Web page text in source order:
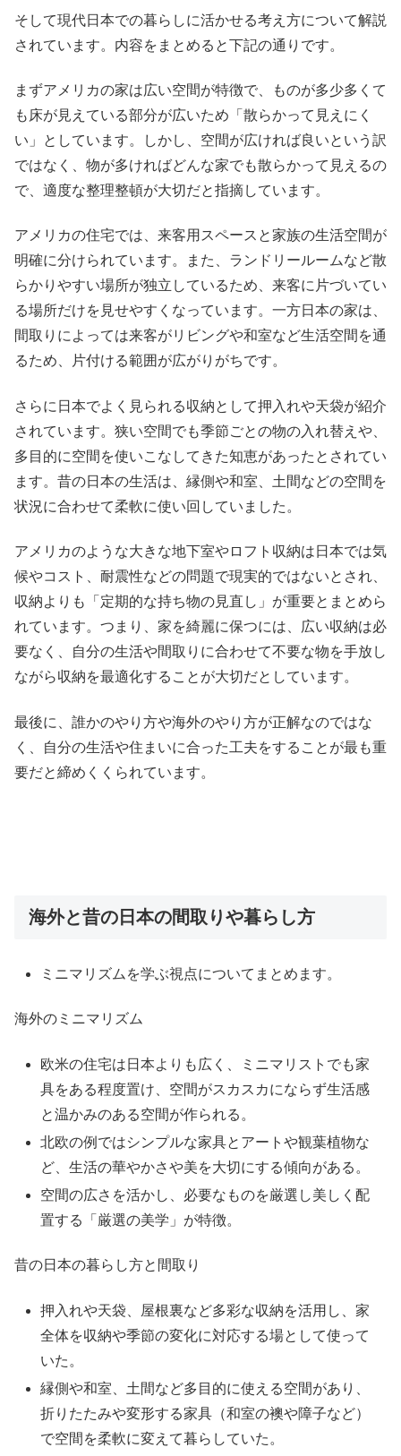
そして現代日本での暮らしに活かせる考え方について解説
されています。内容をまとめると下記の通りです。
まずアメリカの家は広い空間が特徴で、ものが多少多くて
も床が見えている部分が広いため「散らかって見えにく
い」としています。しかし、空間が広ければ良いという訳
ではなく、物が多ければどんな家でも散らかって見えるの
で、適度な整理整頓が大切だと指摘しています。
アメリカの住宅では、来客用スペースと家族の生活空間が
明確に分けられています。また、ランドリールームなど散
らかりやすい場所が独立しているため、来客に片づいてい
る場所だけを見せやすくなっています。一方日本の家は、
間取りによっては来客がリビングや和室など生活空間を通
るため、片付ける範囲が広がりがちです。
さらに日本でよく見られる収納として押入れや天袋が紹介
されています。狭い空間でも季節ごとの物の入れ替えや、
多目的に空間を使いこなしてきた知恵があったとされてい
ます。昔の日本の生活は、縁側や和室、土間などの空間を
状況に合わせて柔軟に使い回していました。
アメリカのような大きな地下室やロフト収納は日本では気
候やコスト、耐震性などの問題で現実的ではないとされ、
収納よりも「定期的な持ち物の見直し」が重要とまとめら
れています。つまり、家を綺麗に保つには、広い収納は必
要なく、自分の生活や間取りに合わせて不要な物を手放し
ながら収納を最適化することが大切だとしています。
最後に、誰かのやり方や海外のやり方が正解なのではな
く、自分の生活や住まいに合った工夫をすることが最も重
要だと締めくくられています。
海外と昔の日本の間取りや暮らし方
ミニマリズムを学ぶ視点についてまとめます。
海外のミニマリズム
欧米の住宅は日本よりも広く、ミニマリストでも家
具をある程度置け、空間がスカスカにならず生活感
と温かみのある空間が作られる。
北欧の例ではシンプルな家具とアートや観葉植物な
ど、生活の華やかさや美を大切にする傾向がある。
空間の広さを活かし、必要なものを厳選し美しく配
置する「厳選の美学」が特徴。
昔の日本の暮らし方と間取り
押入れや天袋、屋根裏など多彩な収納を活用し、家
全体を収納や季節の変化に対応する場として使って
いた。
縁側や和室、土間など多目的に使える空間があり、
折りたたみや変形する家具（和室の襖や障子など）
で空間を柔軟に変えて暮らしていた。